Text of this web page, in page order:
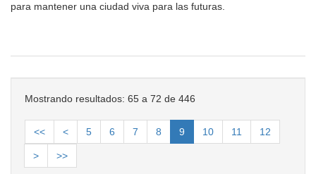
para mantener una ciudad viva para las futuras.
Mostrando resultados: 65 a 72 de 446
<< < 5 6 7 8 9 10 11 12
> >>